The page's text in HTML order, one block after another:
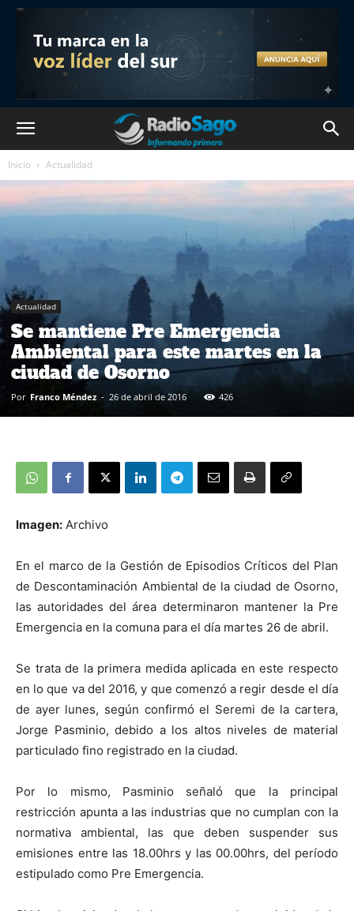
Inicio Actualidad
Actualidad
Se mantiene Pre Emergencia
Ambiental para este martes en la
ciudad de Osorno
Por Franco Méndez - 26 de abril de 2016 426
Imagen: Archivo
En el marco de la Gestión de Episodios Críticos del Plan
de Descontaminación Ambiental de la ciudad de Osorno,
las autoridades del área determinaron mantener la Pre
Emergencia en la comuna para el día martes 26 de abril.
Se trata de la primera medida aplicada en este respecto
en lo que va del 2016, y que comenzó a regir desde el día
de ayer lunes, según confirmó el Seremi de la cartera,
Jorge Pasminio, debido a los altos niveles de material
particulado fino registrado en la ciudad.
Por lo mismo, Pasminio señaló que la principal
restricción apunta a las industrias que no cumplan con la
normativa ambiental, las que deben suspender sus
emisiones entre las 18.00hrs y las 00.00hrs, del período
estipulado como Pre Emergencia.